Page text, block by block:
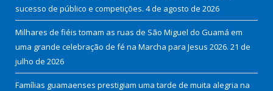
sucesso de público e competições. 4 de agosto de 2026
Milhares de fiéis tomam as ruas de São Miguel do Guamá em
uma grande celebração de fé na Marcha para Jesus 2026. 21 de
julho de 2026
Famílias guamaenses prestigiam uma tarde de muita alegria na